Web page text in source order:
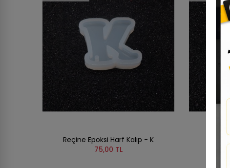
Reçine Epoksi Harf Kalıp - K
75,00 TL